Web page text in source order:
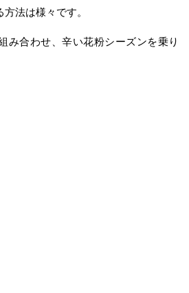
法は様々です。
み合わせ、辛い花粉シーズンを乗り